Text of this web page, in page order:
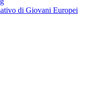
di Giovani Europei